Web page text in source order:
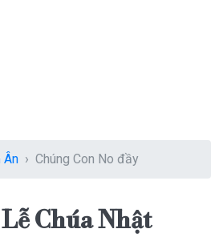
Ân Chúng Con No đầy
Chúa Nhật